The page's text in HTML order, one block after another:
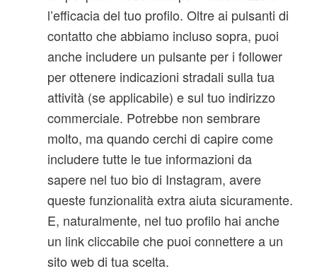
l’efficacia del tuo profilo. Oltre ai pulsanti di
contatto che abbiamo incluso sopra, puoi
anche includere un pulsante per i follower
per ottenere indicazioni stradali sulla tua
attività (se applicabile) e sul tuo indirizzo
commerciale. Potrebbe non sembrare
molto, ma quando cerchi di capire come
includere tutte le tue informazioni da
sapere nel tuo bio di Instagram, avere
queste funzionalità extra aiuta sicuramente.
E, naturalmente, nel tuo profilo hai anche
un link cliccabile che puoi connettere a un
sito web di tua scelta.